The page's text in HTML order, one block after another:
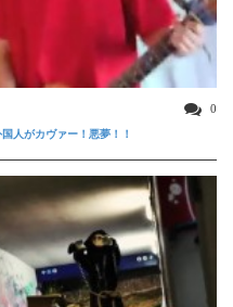
0
人がカヴァー！悪夢！！